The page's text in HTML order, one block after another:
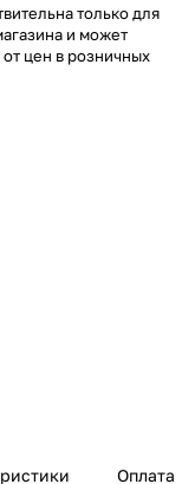
только для
и может
от цен в розничных
Оплата